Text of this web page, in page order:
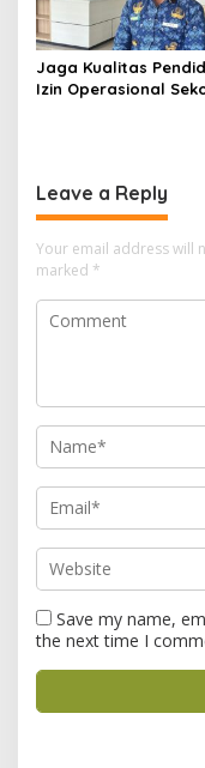
Jaga Kualitas
Izin Operasional
Leave a Reply
Your email address will
marked *
Save my name,
the next time I